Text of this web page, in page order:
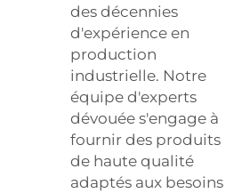
des décennies
d'expérience en
production
industrielle. Notre
équipe d'experts
dévouée s'engage à
fournir des produits
de haute qualité
adaptés aux besoins